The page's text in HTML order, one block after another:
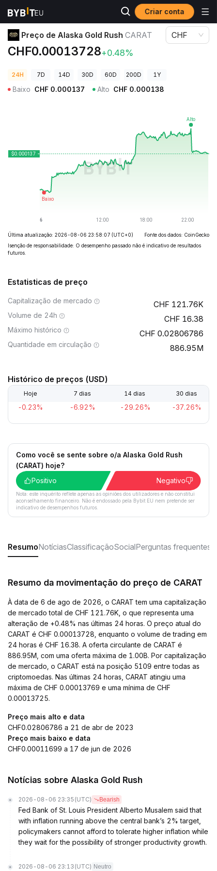
Criar conta
Preços de Criptomoedas Preço de Alaska Gold Rush CARAT
Preço de Alaska Gold Rush CARAT
CHF0.00013728+0.48%
CHF
24H 7D 14D 30D 60D 200D 1Y
Baixo CHF 0.000137 Alto CHF 0.000138
Última atualização: 2026-08-06 23:58:07 (UTC+0)
Fonte dos dados: CoinGecko
Isenção de responsabilidade: O desempenho passado não é indicativo de resultados
futuros.
Estatisticas de preço
Capitalização de mercado 121.76K
Volume de 24h 16.38
Máximo histórico 0.02806786
Quantidade em circulação 886.95M
Histórico de preços (USD)
Hoje 7 dias 14 dias 30 dias
-0.23% -6.92% -29.26% -37.26%
Como você se sente sobre o/a Alaska Gold Rush
(CARAT) hoje?
Positivo
Negativo
Nota: este inquérito reflete apenas as opiniões dos utilizadores e não constitui
aconselhamento financeiro. Não é endossado pela Bybit EU nem pretende ser
indicativo de desempenhos futuros.
ResumoNotíciasClassificaçãoSocialPerguntas frequentes
Resumo da movimentação do preço de CARAT
À data de 6 de ago de 2026, o CARAT tem uma capitalização
de mercado total de CHF 121.76K, o que representa uma
alteração de +0.48% nas últimas 24 horas. O preço atual do
CARAT é CHF 0.00013728, enquanto o volume de trading em
24 horas é CHF 16.38. A oferta circulante de CARAT é
886.95M, com uma oferta máxima de 1.00B. Por capitalização
de mercado, o CARAT está na posição 5109 entre todas as
criptomoedas. Nas últimas 24 horas, CARAT atingiu uma
máxima de CHF 0.00013769 e uma mínima de CHF
0.00013725.
Preço mais alto e data
CHF0.02806786 a 21 de abr de 2023
Preço mais baixo e data
CHF0.00011699 a 17 de jun de 2026
Notícias sobre Alaska Gold Rush
2026-08-06 23:35 (UTC) Bearish
Fed Bank of St. Louis President Alberto Musalem said that
with inflation running above the central bank’s 2% target,
policymakers cannot afford to tolerate higher inflation while
they wait for the possibility of stronger productivity growth.
2026-08-06 23:13 (UTC) Neutro